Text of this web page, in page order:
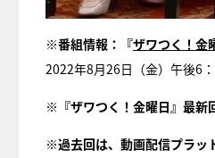
※番組情報：『ザワつく！金
2022年8月26日（金）午後6
※『ザワつく！金曜日』最新
※過去回は、動画配信プラッ